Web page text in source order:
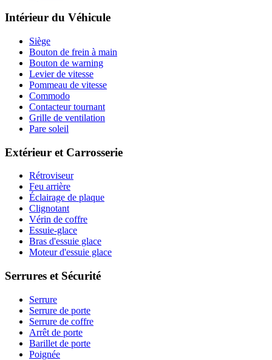
Intérieur du Véhicule
Siège
Bouton de frein à main
Bouton de warning
Levier de vitesse
Pommeau de vitesse
Commodo
Contacteur tournant
Grille de ventilation
Pare soleil
Extérieur et Carrosserie
Rétroviseur
Feu arrière
Éclairage de plaque
Clignotant
Vérin de coffre
Essuie-glace
Bras d'essuie glace
Moteur d'essuie glace
Serrures et Sécurité
Serrure
Serrure de porte
Serrure de coffre
Arrêt de porte
Barillet de porte
Poignée